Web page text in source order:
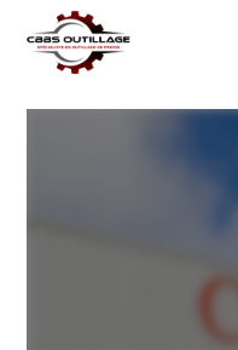
Panneau de gestion des